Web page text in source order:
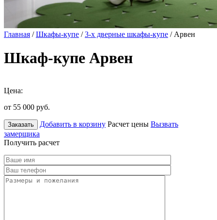
Главная /Шкафы-купе /3-х дверные шкафы-купе / Арвен
Шкаф-купе Арвен
Цена:
от 55 000 руб.
Заказать Добавить в корзину Расчет цены Вызвать
замерщика
Получить расчет